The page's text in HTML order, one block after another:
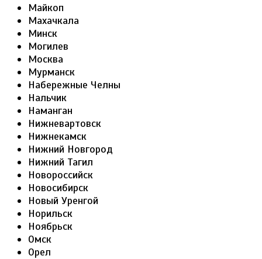
Майкоп
Махачкала
Минск
Могилев
Москва
Мурманск
Набережные Челны
Нальчик
Наманган
Нижневартовск
Нижнекамск
Нижний Новгород
Нижний Тагил
Новороссийск
Новосибирск
Новый Уренгой
Норильск
Ноябрьск
Омск
Орел